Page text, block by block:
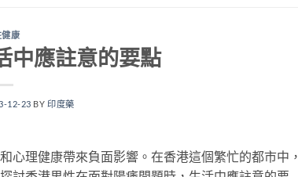
健康
中應註意的要點
12-23 BY 印度藥
心理健康帶來負面影響。在香港這個繁忙的都市中，